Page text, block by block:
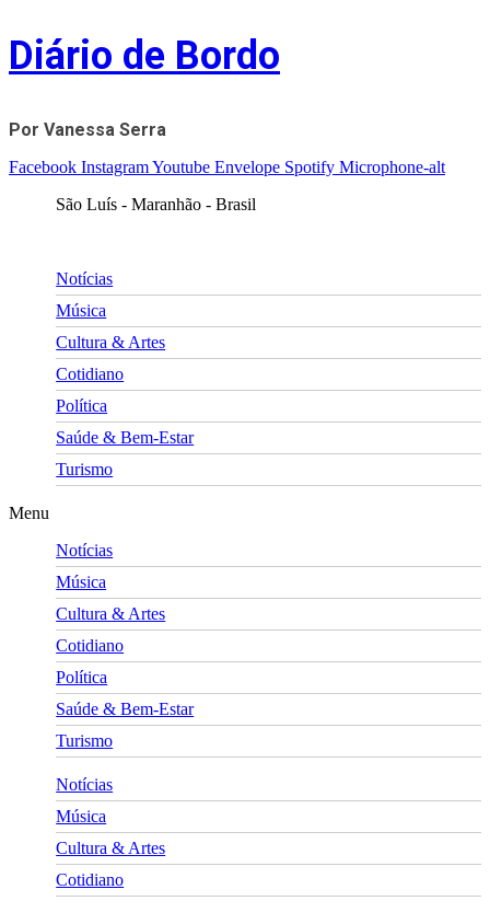
Skip
to
content
Diário de Bordo
Por Vanessa Serra
Facebook InstagramYoutube Envelope Spotify Microphone-alt
São Luís - Maranhão - Brasil
Notícias
Música
Cultura & Artes
Cotidiano
Política
Saúde & Bem-Estar
Turismo
Menu
Notícias
Música
Cultura & Artes
Cotidiano
Política
Saúde & Bem-Estar
Turismo
Notícias
Música
Cultura & Artes
Cotidiano